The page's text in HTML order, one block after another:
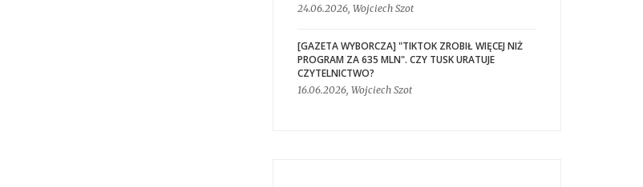
24.06.2026, Wojciech Szot
[GAZETA WYBORCZA] "TIKTOK ZROBIŁ WIĘCEJ NIŻ
PROGRAM ZA 635 MLN". CZY TUSK URATUJE
CZYTELNICTWO?
16.06.2026, Wojciech Szot